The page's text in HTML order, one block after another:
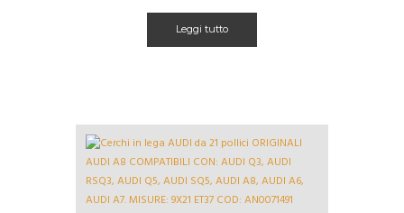
Leggi tutto